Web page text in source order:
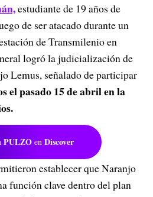
estudiante de 19 años de
de ser atacado durante un
de Transmilenio en
logró la judicialización de
Lemus, señalado de participar
el pasado 15 de abril en la
PULZO en Discover
establecer que Naranjo
función clave dentro del plan